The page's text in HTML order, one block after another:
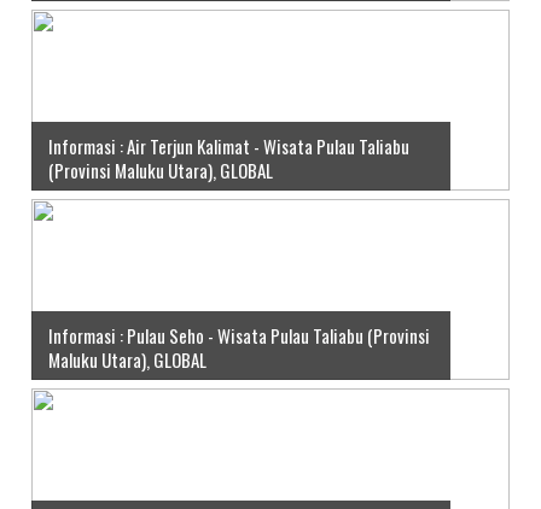
Informasi : Air Terjun Kalimat - Wisata Pulau Taliabu
(Provinsi Maluku Utara), GLOBAL
Informasi : Pulau Seho - Wisata Pulau Taliabu (Provinsi
Maluku Utara), GLOBAL